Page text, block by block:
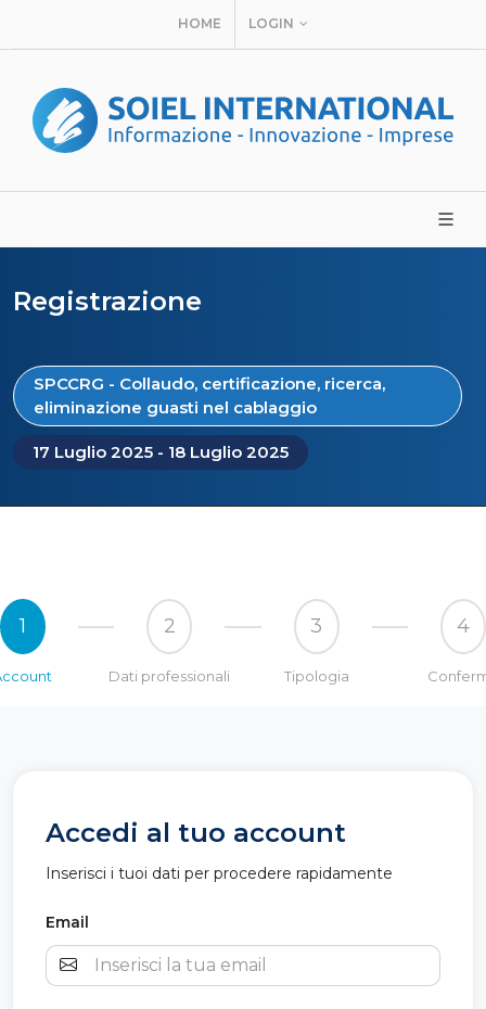
HOME LOGIN
Registrazione
SPCCRG - Collaudo, certificazione, ricerca,
eliminazione guasti nel cablaggio
17 Luglio 2025 - 18 Luglio 2025
1 2
Dati professionali
3
Tipologia
4
Accedi al tuo account
Inserisci i tuoi dati per procedere rapidamente
Email